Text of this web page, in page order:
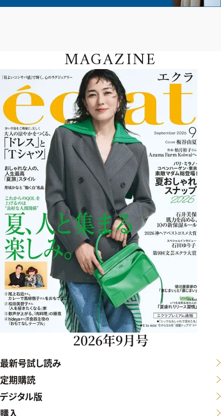
MAGAZINE
2026年9月号
最新号試し読み
定期購読
デジタル版
購入